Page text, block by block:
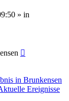
» in
in Brunkensen
Ereignisse